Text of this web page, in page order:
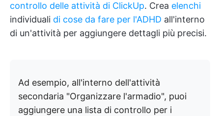
controllo delle attività di ClickUp. Crea elenchi
individuali di cose da fare per l'ADHD all'interno
di un'attività per aggiungere dettagli più precisi.
Ad esempio, all'interno dell'attività
secondaria "Organizzare l'armadio", puoi
aggiungere una lista di controllo per i